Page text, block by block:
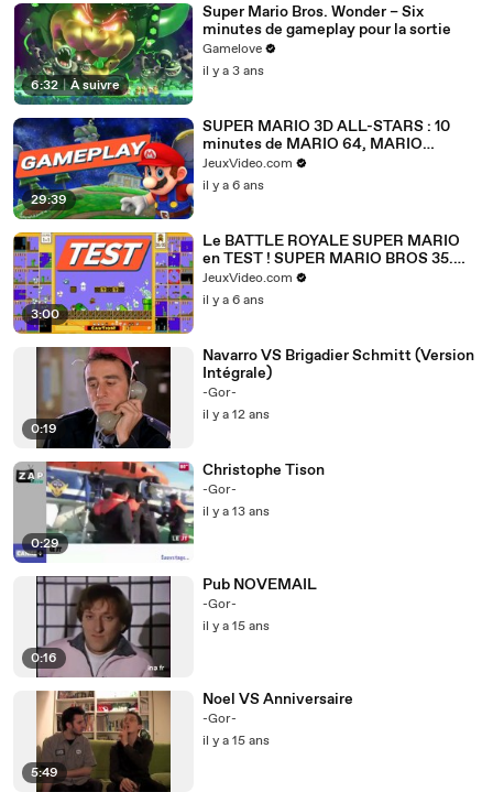
6:32 | À suivre
Super Mario Bros. Wonder – Six
minutes de gameplay pour la sortie
Gamelove
il y a 3 ans
29:39
SUPER MARIO 3D ALL-STARS : 10
minutes de MARIO 64, MARIO
SUNSHINE, MARIO GALAXY -
GAMEPLAY SWITCH FR
JeuxVideo.com
il y a 6 ans
3:00
Le BATTLE ROYALE SUPER MARIO
en TEST ! SUPER MARIO BROS 35.
review Nintendo Switch
JeuxVideo.com
il y a 6 ans
0:19
Navarro VS Brigadier Schmitt (Version
Intégrale)
-Gor-
il y a 12 ans
0:29
Christophe Tison
-Gor-
il y a 13 ans
0:16
Pub NOVEMAIL
-Gor-
il y a 15 ans
5:49
Noel VS Anniversaire
-Gor-
il y a 15 ans